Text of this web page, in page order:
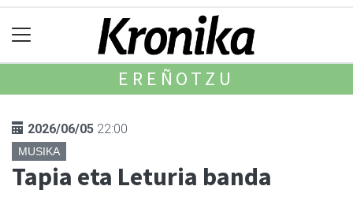
EREÑOTZU
2026/06/05 22:00
MUSIKA
Tapia eta Leturia banda